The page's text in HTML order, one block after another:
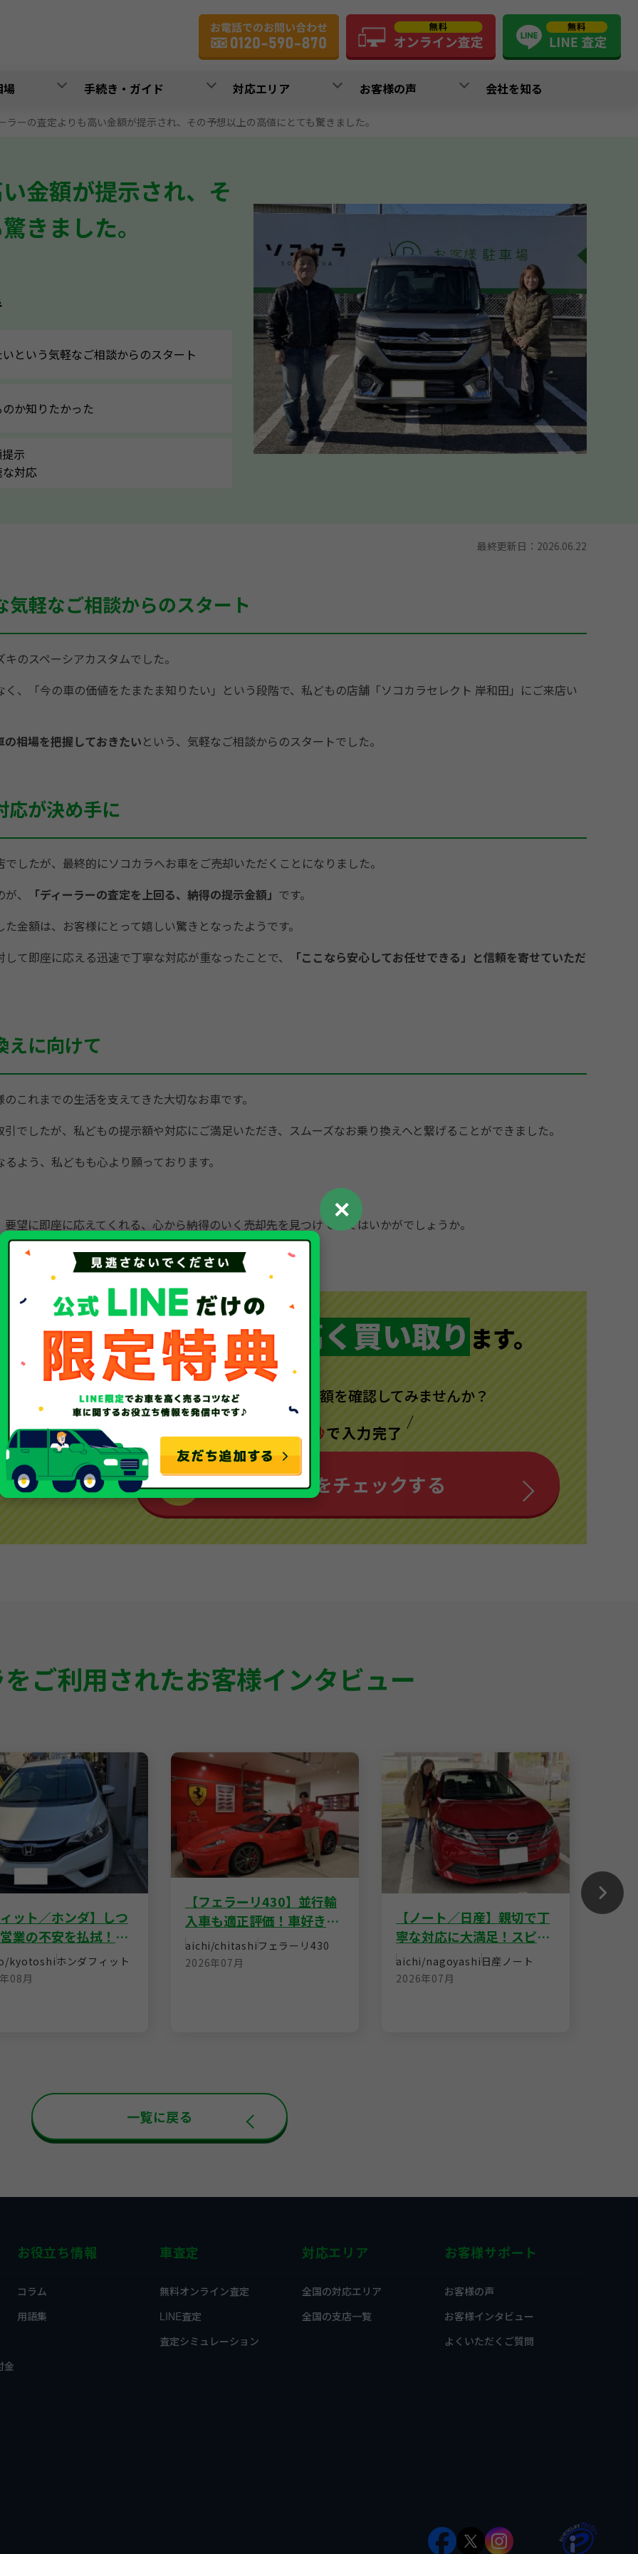
手続き・ガイド 対応エリア お客様の声 会社を知る
ラーの査定よりも高い金額が提示され、その予想以上の高値にとても驚きました。
金額が提示され、そ
きました。
という気軽なご相談からのスタート
か知りたかった
示
対応
最終更新日： 2026.06.22
軽なご相談からのスタート
のスペーシアカスタムでした。
、「今の車の価値をたまたま知りたい」という段階で、私どもの店舗「ソコカラセレクト 岸和田」にご来店い
の相場を把握しておきたいという、気軽なご相談からのスタートでした。
応が決め手に
したが、最終的にソコカラへお車をご売却いただくことになりました。
、
「ディーラーの査定を上回る、納得の提示金額」 です。
金額は、お客様にとって嬉しい驚きとなったようです。
て即座に応える迅速で丁寧な対応が重なったことで、
「ここなら安心してお任せできる」と信頼を寄せていただ
えに向けて
これまでの生活を支えてきた大切なお車です。
でしたが、私どもの提示額や対応にご満足いただき、スムーズなお乗り換えへと繋げることができました。
よう、私どもも心より願っております。
望に即座に応えてくれる、心から納得のいく売却先を見つけてみてはいかがでしょうか。
大切な愛車を 高く買い取り ます。
まずはお車の買取額を確認してみませんか？
20秒で入力完了
無料 愛車の査定額をチェックする
ご利用されたお客様インタビュー
ット／ホンダ】しつ
業の不安を払拭！丁
応と納得の査定額で
売却
kyotoshiホンダ フィット
08月
【フェラーリ430】並行輸
入車も適正評価！車好きス
タッフによる駆け引きなし
の即決買取
aichi/chitashi フェラーリ 430
2026年07月
【ノート／日産】親切で丁
寧な対応に大満足！スピー
ディーな査定で安心の即決
売却
aichi/nagoyashi 日産ノート
2026年07月
【ゴ
一覧に戻る
金
お役立ち情報
コラム
用語集
車査定
無料オンライン査定
LINE査定
査定シミュレーション
対応エリア
全国の対応エリア
全国の支店一覧
お客様サポート
お客様の声
お客様インタビュー
よくいただくご質問
✕